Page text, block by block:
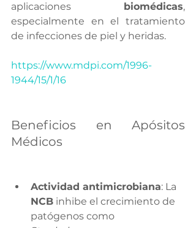
aplicaciones biomédicas,
especialmente en el tratamiento
de infecciones de piel y heridas.
https://www.mdpi.com/1996-
1944/15/1/16
Beneficios en Apósitos
Médicos
Actividad antimicrobiana: La
NCB inhibe el crecimiento de
patógenos como